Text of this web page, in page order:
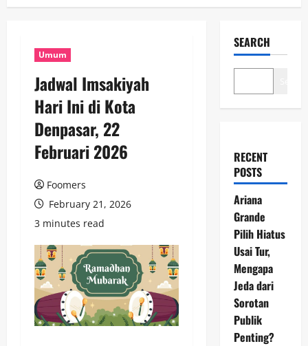
Umum
Jadwal Imsakiyah
Hari Ini di Kota
Denpasar, 22
Februari 2026
Foomers
February 21, 2026
3 minutes read
SEARCH
RECENT
POSTS
Ariana
Grande
Pilih Hiatus
Usai Tur,
Mengapa
Jeda dari
Sorotan
Publik
Penting?